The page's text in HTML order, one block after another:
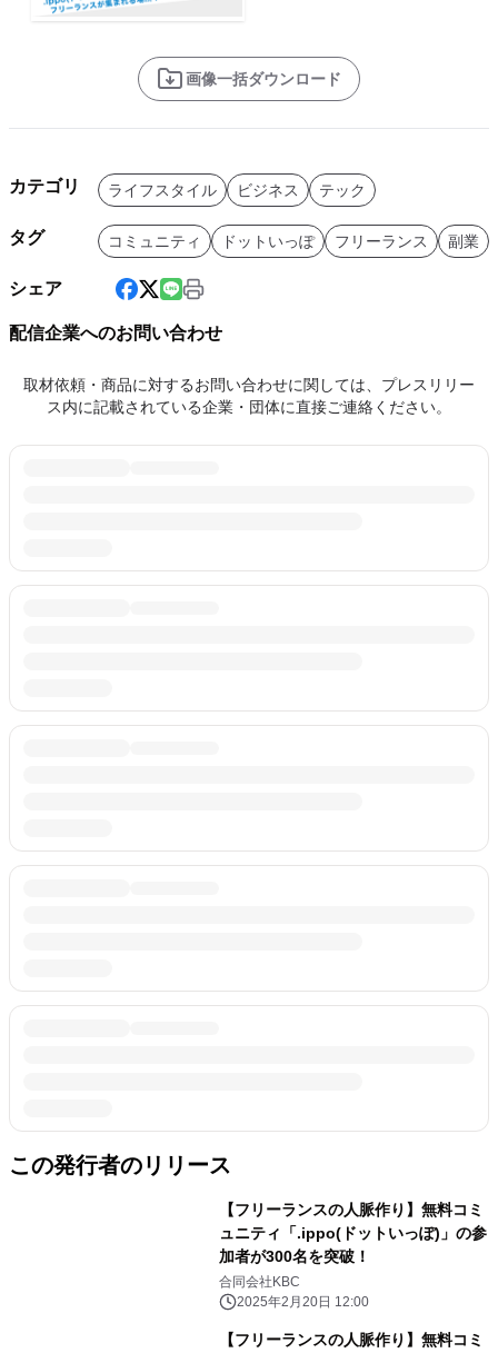
画像一括ダウンロード
カテゴリ ライフスタイル ビジネス テック
タグ コミュニティ ドットいっぽ フリーランス 副業
シェア
配信企業へのお問い合わせ
取材依頼・商品に対するお問い合わせに関しては、プレスリリー
ス内に記載されている企業・団体に直接ご連絡ください。
この発行者のリリース
【フリーランスの人脈作り】無料コミ
ュニティ「.ippo(ドットいっぽ)」の参
加者が300名を突破！
合同会社KBC
2025年2月20日 12:00
【フリーランスの人脈作り】無料コミ